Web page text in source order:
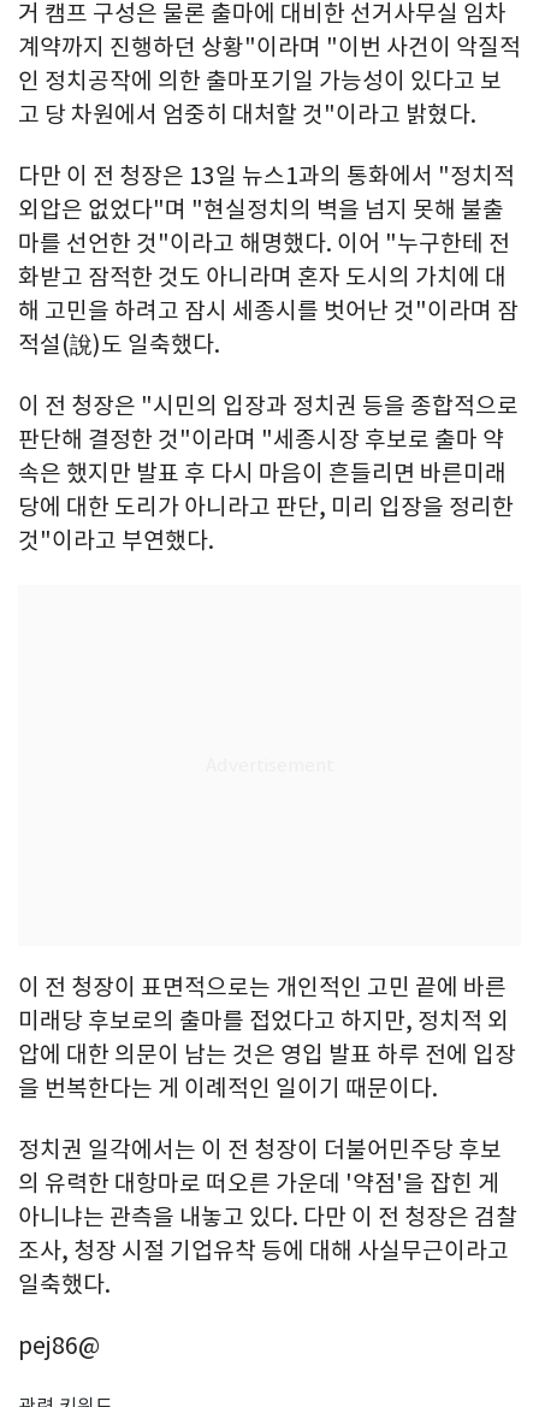
거 캠프 구성은 물론 출마에 대비한 선거사무실 임차
계약까지 진행하던 상황"이라며 "이번 사건이 악질적
인 정치공작에 의한 출마포기일 가능성이 있다고 보
고 당 차원에서 엄중히 대처할 것"이라고 밝혔다.
다만 이 전 청장은 13일 뉴스1과의 통화에서 "정치적
외압은 없었다"며 "현실정치의 벽을 넘지 못해 불출
마를 선언한 것"이라고 해명했다. 이어 "누구한테 전
화받고 잠적한 것도 아니라며 혼자 도시의 가치에 대
해 고민을 하려고 잠시 세종시를 벗어난 것"이라며 잠
적설(說)도 일축했다.
이 전 청장은 "시민의 입장과 정치권 등을 종합적으로
판단해 결정한 것"이라며 "세종시장 후보로 출마 약
속은 했지만 발표 후 다시 마음이 흔들리면 바른미래
당에 대한 도리가 아니라고 판단, 미리 입장을 정리한
것"이라고 부연했다.
이 전 청장이 표면적으로는 개인적인 고민 끝에 바른
미래당 후보로의 출마를 접었다고 하지만, 정치적 외
압에 대한 의문이 남는 것은 영입 발표 하루 전에 입장
을 번복한다는 게 이례적인 일이기 때문이다.
정치권 일각에서는 이 전 청장이 더불어민주당 후보
의 유력한 대항마로 떠오른 가운데 '약점'을 잡힌 게
아니냐는 관측을 내놓고 있다. 다만 이 전 청장은 검찰
조사, 청장 시절 기업유착 등에 대해 사실무근이라고
일축했다.
pej86@